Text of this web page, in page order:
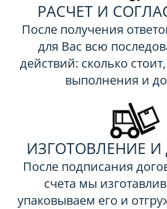
РАСЧЕТ И
После получения
для Вас всю
действий: сколько
выполнения и
ИЗГОТОВЛЕНИЕ И
После подписания
счета мы
упаковываем его и